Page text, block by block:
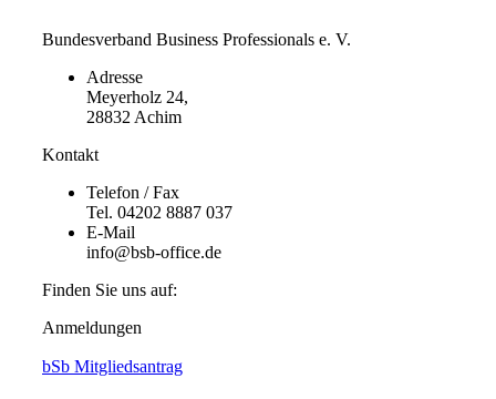
Bundesverband Business Professionals e. V.
Adresse
Meyerholz 24,
28832 Achim
Kontakt
Telefon / Fax
Tel. 04202 8887 037
E-Mail
info@bsb-office.de
Finden Sie uns auf:
Facebook
opens
Linkedin
opens
Instagram
opens
Anmeldungen
bSb Mitgliedsantrag